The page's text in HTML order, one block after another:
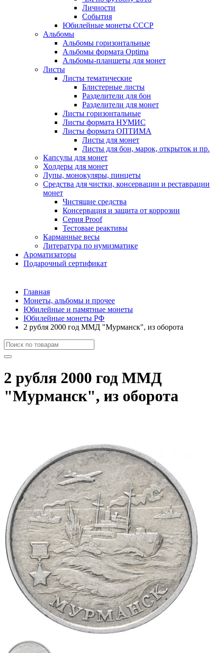
Личности
События
Юбилейные монеты СССР
Альбомы
Альбомы горизонтальные
Альбомы формата Optima
Альбомы-планшеты для монет
Листы
Листы тематические
Блистерные листы
Разделители для бон
Разделители для монет
Листы горизонтальные
Листы формата НУМИС
Листы формата ОПТИМА
Листы для монет
Листы для бон, марок, открыток и пр.
Капсулы для монет
Холдеры для монет
Лупы, монокуляры, пинцеты
Средства для чистки, консервации и реставрации
монет
Чистящие средства
Консервация и защита от коррозии
Серия Proof
Тестовые реактивы
Карманные весы
Литература по нумизматике
Ароматизаторы
Подарочный сертификат
Главная
Монеты, альбомы и прочее
Юбилейные и памятные монеты
Юбилейные монеты РФ
2 рубля 2000 год ММД "Мурманск", из оборота
2 рубля 2000 год ММД
"Мурманск", из оборота